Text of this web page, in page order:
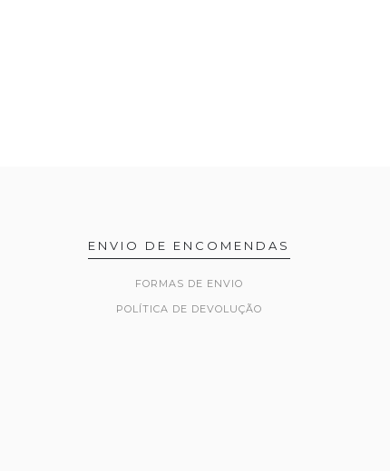
ENVIO DE ENCOMENDAS
FORMAS DE ENVIO
POLÍTICA DE DEVOLUÇÃO